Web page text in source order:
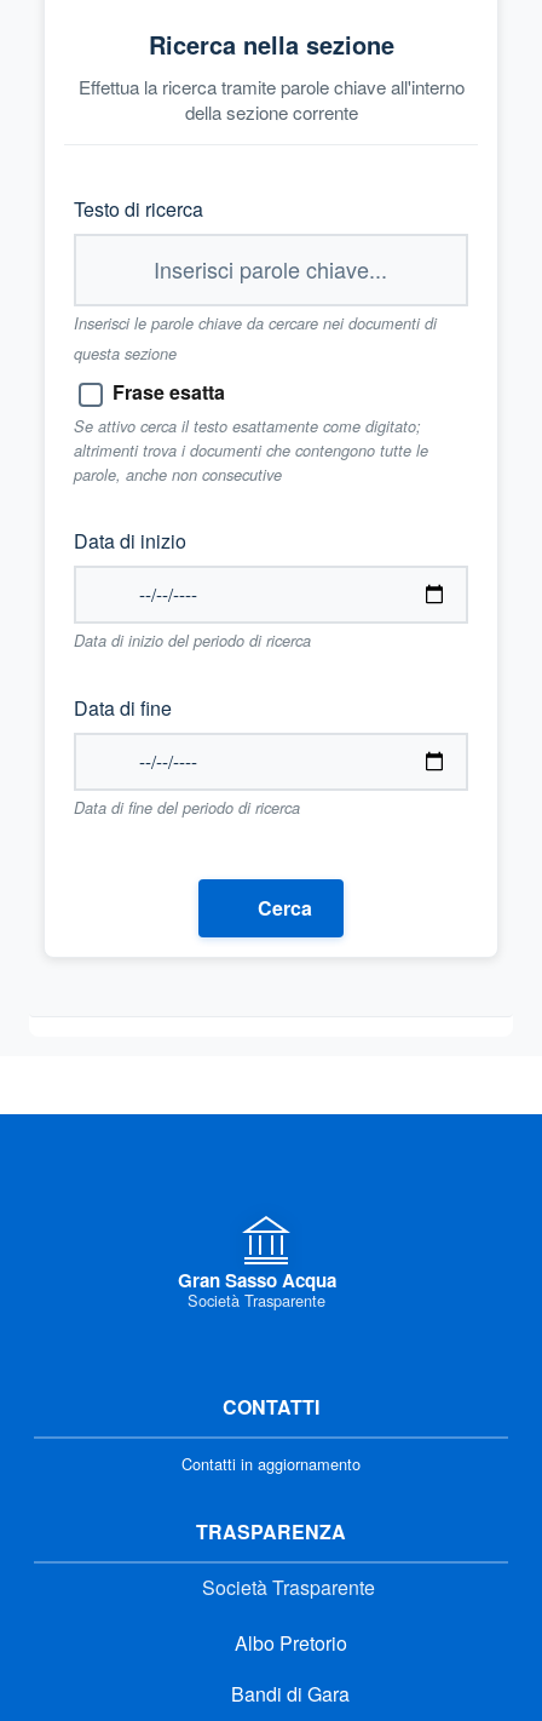
Ricerca nella sezione
Effettua la ricerca tramite parole chiave all'interno
della sezione corrente
Testo di ricerca
Inserisci le parole chiave da cercare nei documenti di
questa sezione
Frase esatta
Se attivo cerca il testo esattamente come digitato;
altrimenti trova i documenti che contengono tutte le
parole, anche non consecutive
Data di inizio
Data di inizio del periodo di ricerca
Data di fine
Data di fine del periodo di ricerca
Cerca
Gran Sasso Acqua
Società Trasparente
CONTATTI
Contatti in aggiornamento
TRASPARENZA
Società Trasparente
Albo Pretorio
Bandi di Gara